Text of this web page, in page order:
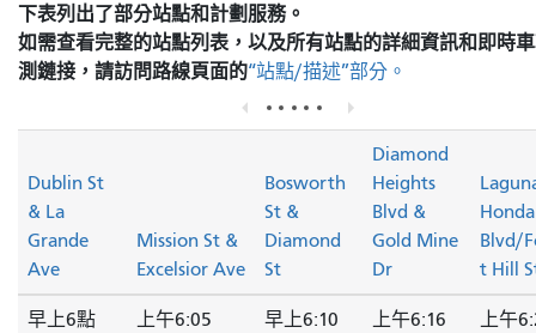
下表列出了部分站點和計劃服務。
如需查看完整的站點列表，以及所有站點的詳細資訊和即時
測鏈接，請訪問路線頁面的“站點/描述”部分。
Dublin St
& La
Grande
Ave
Mission St &
Excelsior Ave
Bosworth
St &
Diamond
St
Diamond
Heights
Blvd &
Gold Mine
Dr
Honda
Blvd/
t Hill
早上6點 上午6:05 早上6:10 上午6:16 上午